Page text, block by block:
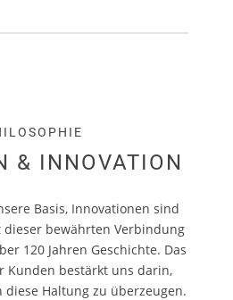
& INNOVATION
Basis, Innovationen sind
bewährten Verbindung
120 Jahren Geschichte. Das
Kunden bestärkt uns darin,
Haltung zu überzeugen.